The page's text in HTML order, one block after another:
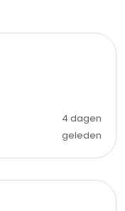
4 dagen
geleden